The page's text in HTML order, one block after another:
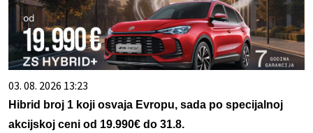
03. 08. 2026 13:23
Hibrid broj 1 koji osvaja Evropu, sada po specijalnoj
akcijskoj ceni od 19.990€ do 31.8.